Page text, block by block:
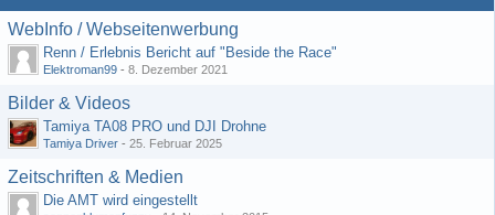
WebInfo / Webseitenwerbung
Renn / Erlebnis Bericht auf "Beside the Race"
Elektroman99 - 8. Dezember 2021
Bilder & Videos
Tamiya TA08 PRO und DJI Drohne
Tamiya Driver - 25. Februar 2025
Zeitschriften & Medien
Die AMT wird eingestellt